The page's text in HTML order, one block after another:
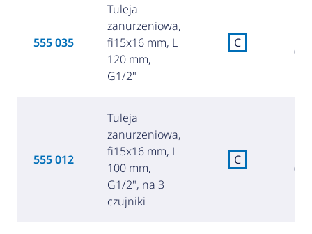
555 035
Tuleja
zanurzeniowa,
fi15x16 mm, L
120 mm,
G1/2"
C
555 012
Tuleja
zanurzeniowa,
fi15x16 mm, L
100 mm,
G1/2", na 3
czujniki
C